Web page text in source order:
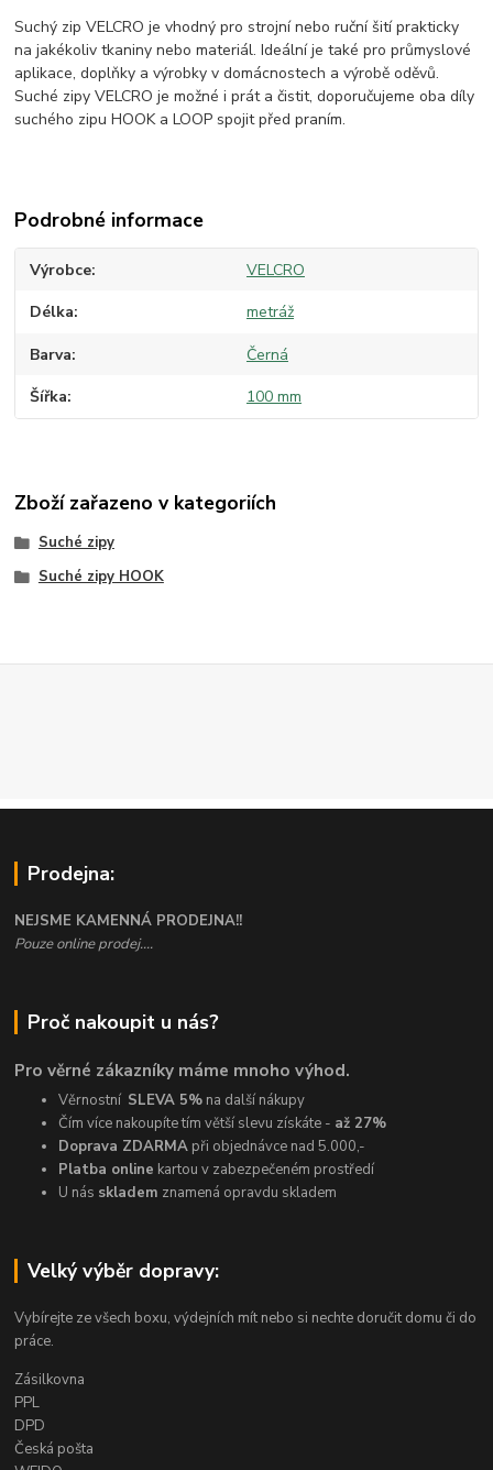
Suchý zip VELCRO je vhodný pro strojní nebo ruční šití prakticky
na jakékoliv tkaniny nebo materiál. Ideální je také pro průmyslové
aplikace, doplňky a výrobky v domácnostech a výrobě oděvů.
Suché zipy VELCRO je možné i prát a čistit, doporučujeme oba díly
suchého zipu HOOK a LOOP spojit před praním.
Podrobné informace
Výrobce VELCRO
Délka metráž
Barva Černá
Šířka 100 mm
Zboží zařazeno v kategoriích
Suché zipy
Suché zipy HOOK
Prodejna:
NEJSME KAMENNÁ PRODEJNA!!
Pouze online prodej....
Proč nakoupit u nás?
Pro věrné zákazníky máme mnoho výhod.
Věrnostní SLEVA 5% na další nákupy
Čím více nakoupíte tím větší slevu získáte - až 27%
Doprava ZDARMA při objednávce nad 5.000,-
Platba online kartou v zabezpečeném prostředí
U nás skladem znamená opravdu skladem
Velký výběr dopravy:
Vybírejte ze všech boxu, výdejních mít nebo si nechte doručit domu či do
práce.
Zásilkovna
PPL
DPD
Česká pošta